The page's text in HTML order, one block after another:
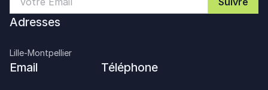
Adresses
Lille-Montpellier
Email Téléphone